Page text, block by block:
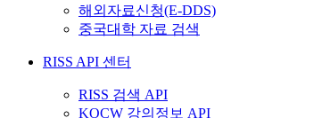
해외자료신청(E-DDS)
중국대학 자료 검색
RISS API 센터
RISS 검색 API
KOCW 강의정보 API